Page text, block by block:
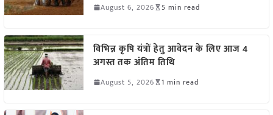
August 6, 2026 5 min read
विभिन्न कृषि यंत्रों हेतु आवेदन के लिए आज 4
अगस्त तक अंतिम तिथि
August 5, 2026 1 min read